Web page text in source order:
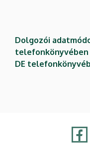
Dolgozói
telefonkönyvében
DE